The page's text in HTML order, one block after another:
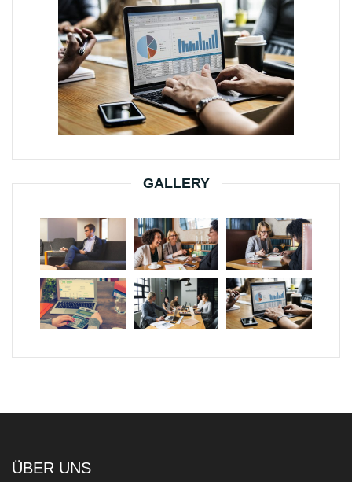
GALLERY
ÜBER UNS